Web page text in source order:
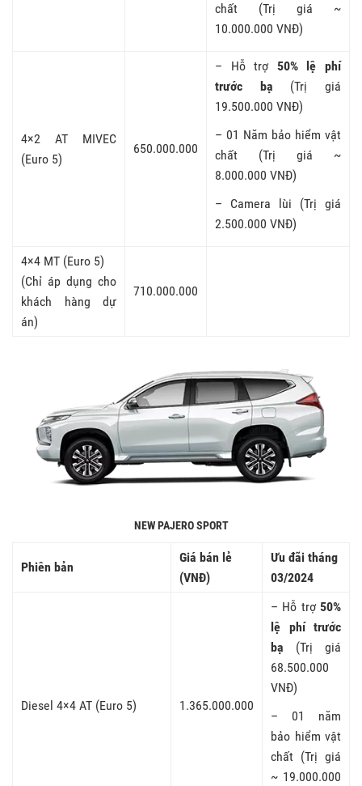
chất (Trị giá ~
10.000.000 VNĐ)
4×2 AT MIVEC
(Euro 5)
650.000.000
– Hỗ trợ 50% lệ phí
trước bạ (Trị giá
19.500.000 VNĐ)
– 01 Năm bảo hiểm vật
chất (Trị giá ~
8.000.000 VNĐ)
– Camera lùi (Trị giá
2.500.000 VNĐ)
4×4 MT (Euro 5)
(Chỉ áp dụng cho
khách hàng dự
án)
710.000.000
NEW PAJERO SPORT
Phiên bản
Giá bán lẻ
(VNĐ)
Ưu đãi tháng
03/2024
Diesel 4×4 AT (Euro 5) 1.365.000.000
– Hỗ trợ 50%
lệ phí trước
bạ (Trị giá
68.500.000
VNĐ)
– 01 năm
bảo hiểm vật
chất (Trị giá
~ 19.000.000